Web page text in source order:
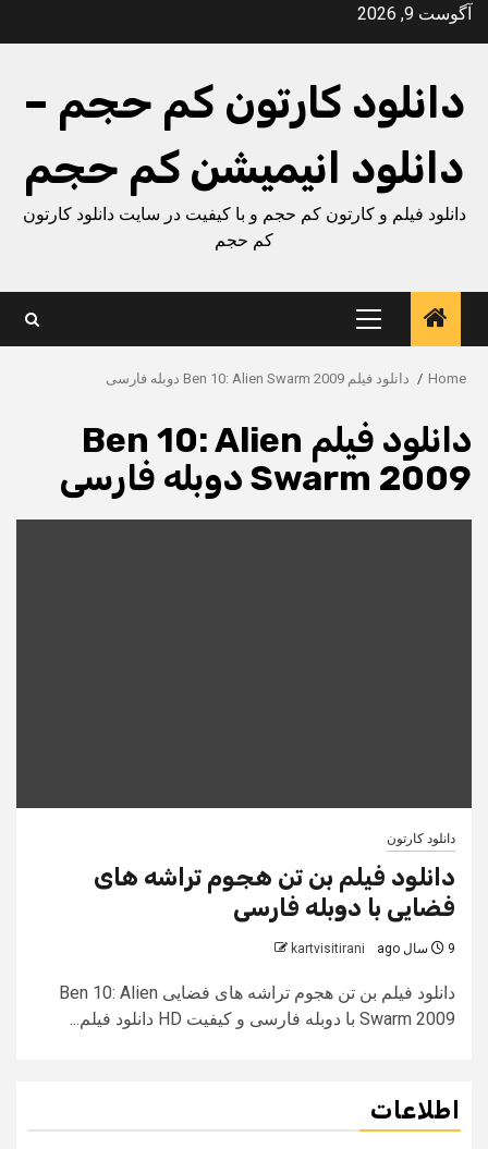
Skipآگوست 9, 2026
دانلود کارتون کم حجم –
دانلود انیمیشن کم حجم
دانلود فیلم و کارتون کم حجم و با کیفیت در سایت دانلود کارتون
کم حجم
Primary
Menu
Home دانلود فیلم Ben 10: Alien Swarm 2009 دوبله فارسی
دانلود فیلم Ben 10: Alien
Swarm 2009 دوبله فارسی
دانلود کارتون
دانلود فیلم بن تن هجوم تراشه های
فضایی با دوبله فارسی
9 سال ago kartvisitirani
دانلود فیلم بن تن هجوم تراشه های فضایی Ben 10: Alien
Swarm 2009 با دوبله فارسی و کیفیت HD دانلود فیلم...
اطلاعات